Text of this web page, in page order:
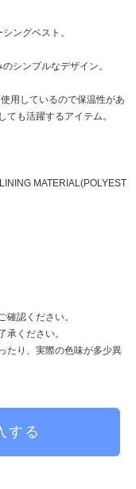
ングベスト。
シンプルなデザイン。
用しているので保温性があ
も活躍するアイテム。
MATERIAL(POLYEST
認ください。
ください。
たり、実際の色味が多少異
する